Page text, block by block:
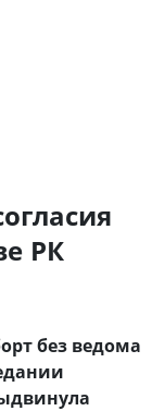
РК
без ведома